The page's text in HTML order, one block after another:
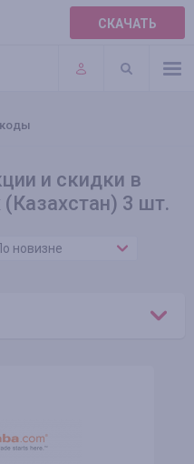
СКАЧАТЬ
и скидки в
(Казахстан) 3 шт.
новизне